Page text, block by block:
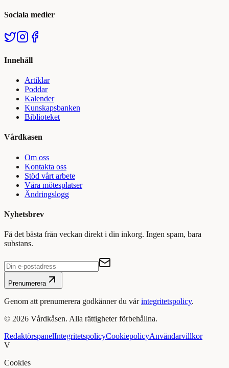
Sociala medier
Innehåll
Artiklar
Poddar
Kalender
Kunskapsbanken
Biblioteket
Vårdkasen
Om oss
Kontakta oss
Stöd vårt arbete
Våra mötesplatser
Ändringslogg
Nyhetsbrev
Få det bästa från veckan direkt i din inkorg. Ingen spam, bara
substans.
Prenumerera
Genom att prenumerera godkänner du vår integritetspolicy.
© 2026 Vårdkåsen. Alla rättigheter förbehållna.
RedaktörspanelIntegritetspolicyCookiepolicyAnvändarvillkor
V
Cookies